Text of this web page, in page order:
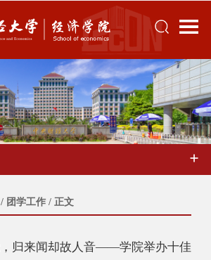
/ 团学工作 / 正文
归来闻却故人音——学院举办十佳